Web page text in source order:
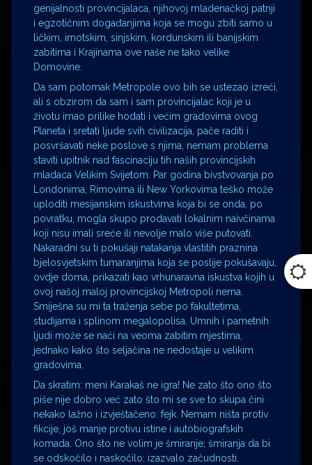
genijalnosti provincijalaca, njihovoj mladenačkoj patnji
i egzotičnim događanjima koja se mogu zbiti samo u
ličkim, imotskim, sinjskim, kordunskim ili banijskim
zabitima i Krajinama ove naše ne tako velike
Domovine.
Da sam potomak Metropole ovo bih se ustezao izreći,
ali s obzirom da sam i sam provincijalac koji je u
životu imao prilike hodati i većim gradovima ovog
Planeta i sretati ljude svih civilizacija, pače raditi i
posvršavati neke poslove s njima, nemam problema
staviti upitnik nad fascinaciju tih naših provincijskih
mladaca Velikim Svijetom. Par godina bivstvovanja po
Londonima, Rimovima ili New Yorkovima teško može
uploditi mesijanskim iskustvima koja bi se onda, po
povratku, mogla skupo prodavati lokalnim naivčinama
koji nisu imali sreće ili nevolje malo više putovati.
Nakaradni su ti pokušaji natakanja vlastitih praznina
bjelosvjetskim tumaranjima koja se poslije pokušavaju,
ovdje doma, prikazati kao vrhunaravna iskustva kojih u
ovoj našoj maloj provincijskoj Metropoli nema.
Smiješna su mi ta traženja sebe po fakultetima,
studijama i splinom megalopolisa. Umnih i pametnih
ljudi može se naći na veoma zabitim mjestima,
jednako kako što seljačina ne nedostaje u velikim
gradovima.
Da skratim: meni Karakaš ne igra! Ne zato što ono što
piše nije dobro već zato što mi se sve to skupa čini
nekako lažno i izvještačeno: fejk. Nemam ništa protiv
fikcije, još manje protivu istine i autobiografskih
komada. Ono što ne volim je šmiranje; šmiranja da bi
se odskočilo i naskočilo; izazvalo začudnosti.